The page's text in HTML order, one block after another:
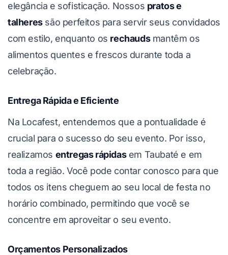
elegância e sofisticação. Nossos pratos e
talheressão perfeitos para servir seus convidados
com estilo, enquanto os rechaudsmantêm os
alimentos quentes e frescos durante toda a
celebração.
Entrega Rápida e Eficiente
Na Locafest, entendemos que a pontualidade é
crucial para o sucesso do seu evento. Por isso,
realizamos entregas rápidasem Taubaté e em
toda a região. Você pode contar conosco para que
todos os itens cheguem ao seu local de festa no
horário combinado, permitindo que você se
concentre em aproveitar o seu evento.
Orçamentos Personalizados